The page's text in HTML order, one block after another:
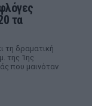
τα
τη δραματική
της 1ης
που μαινόταν